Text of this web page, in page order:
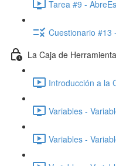
Tarea #9 -
Cuestionario #13
La Caja de
Introducción a la
Variables -
Variables -